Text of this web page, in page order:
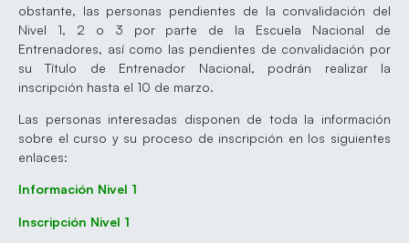
obstante, las personas pendientes de la convalidación del
Nivel 1, 2 o 3 por parte de la Escuela Nacional de
Entrenadores, así como las pendientes de convalidación por
su Título de Entrenador Nacional, podrán realizar la
inscripción hasta el 10 de marzo.
Las personas interesadas disponen de toda la información
sobre el curso y su proceso de inscripción en los siguientes
enlaces:
Información Nivel 1
Inscripción Nivel 1